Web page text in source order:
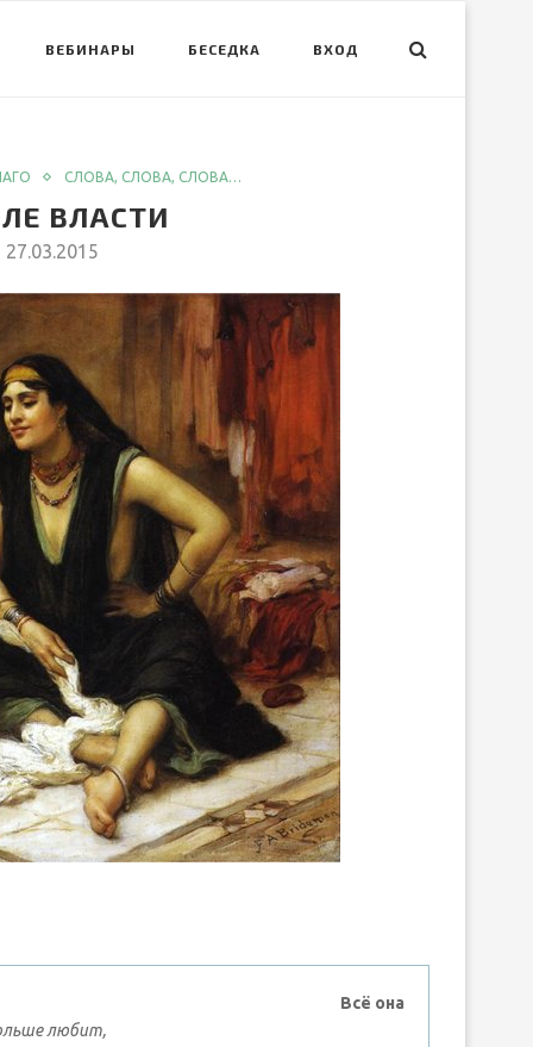
ВЕБИНАРЫ БЕСЕДКА ВХОД
СЛОВА, СЛОВА, СЛОВА…
ВЛАСТИ
27.03.2015
Всё она
любит,